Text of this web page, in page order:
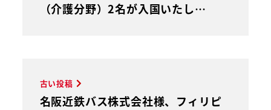
古い投稿
名阪近鉄バス株式会社様、フィリピ
（介護分野）2名が入国いたし…